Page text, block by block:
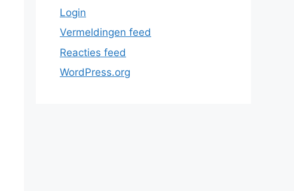
Login
Vermeldingen feed
Reacties feed
WordPress.org